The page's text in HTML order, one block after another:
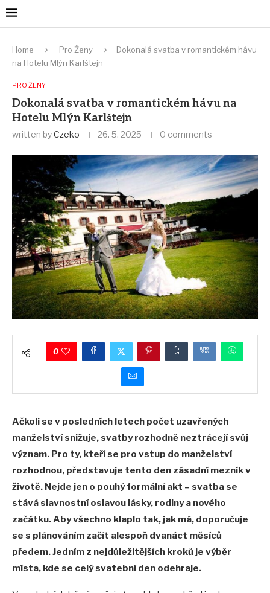
Home Pro Ženy
Dokonalá svatba v romantickém hávu
na Hotelu Mlýn Karlštejn
PRO ŽENY
Dokonalá svatba v romantickém hávu na
Hotelu Mlýn Karlštejn
written byCzeko 26. 5. 2025 0 comments
0
Ačkoli se v posledních letech počet uzavřených
manželství snižuje, svatby rozhodně neztrácejí svůj
význam. Pro ty, kteří se pro vstup do manželství
rozhodnou, představuje tento den zásadní mezník v
životě. Nejde jen o pouhý formální akt – svatba se
stává slavnostní oslavou lásky, rodiny a nového
začátku. Aby všechno klaplo tak, jak má, doporučuje
se s plánováním začít alespoň dvanáct měsíců
předem. Jedním z nejdůležitějších kroků je výběr
místa, kde se celý svatební den odehraje.